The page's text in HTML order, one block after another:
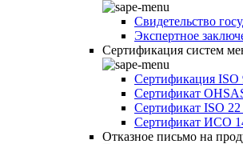
Свидетельство
Экспертное
Сертификация систем
Сертификация ISO
Сертификат
Сертификат ISO
Сертификат ИСО
Отказное письмо на